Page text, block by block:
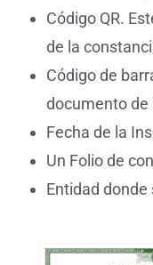
Código QR.
de la
Código de
documento
Fecha de la
Un Folio de
Entidad